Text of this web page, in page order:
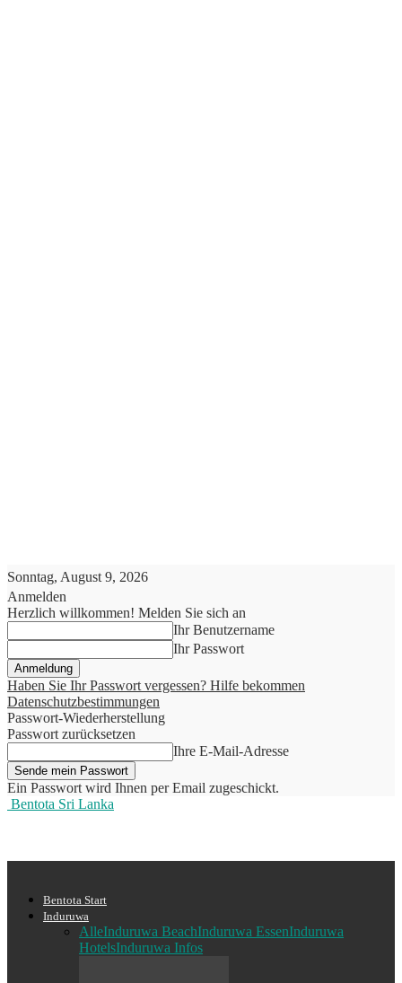
Sonntag, August 9, 2026
Anmelden
Herzlich willkommen! Melden Sie sich an
Ihr Benutzername
Ihr Passwort
Haben Sie Ihr Passwort vergessen? Hilfe bekommen
Datenschutzbestimmungen
Passwort-Wiederherstellung
Passwort zurücksetzen
Ihre E-Mail-Adresse
Ein Passwort wird Ihnen per Email zugeschickt.
Bentota Sri Lanka
Bentota Start
Induruwa
AlleInduruwa BeachInduruwa EssenInduruwa
HotelsInduruwa Infos